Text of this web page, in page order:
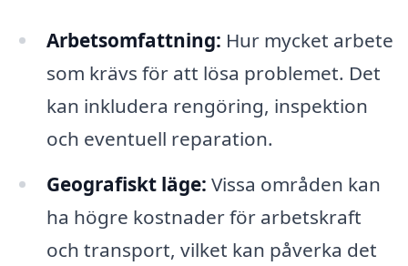
Arbetsomfattning: Hur mycket arbete
som krävs för att lösa problemet. Det
kan inkludera rengöring, inspektion
och eventuell reparation.
Geografiskt läge: Vissa områden kan
ha högre kostnader för arbetskraft
och transport, vilket kan påverka det